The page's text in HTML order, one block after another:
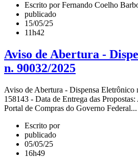
Escrito por Fernando Coelho
publicado
15/05/25
11h42
Aviso de Abertura -
n. 90032/2025
Aviso de Abertura - Dispensa
158143 - Data de Entrega das
Portal de Compras do Governo Federal...
Escrito por
publicado
05/05/25
16h49